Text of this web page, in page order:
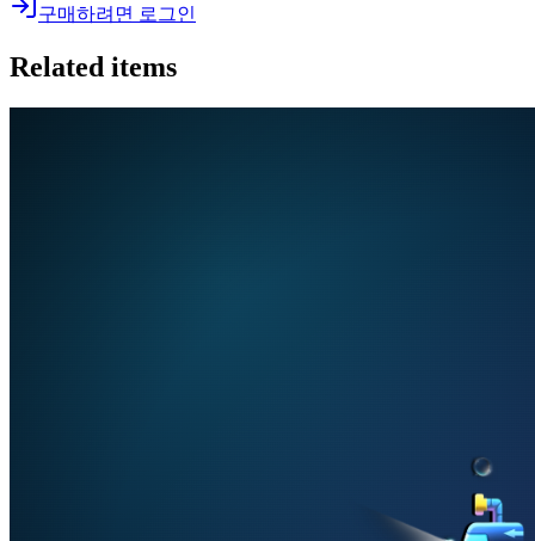
구매하려면 로그인
Related items